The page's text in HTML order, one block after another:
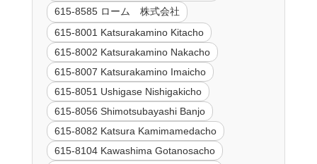
615-8585 ローム 株式会社
615-8001 Katsurakamino Kitacho
615-8002 Katsurakamino Nakacho
615-8007 Katsurakamino Imaicho
615-8051 Ushigase Nishigakicho
615-8056 Shimotsubayashi Banjo
615-8082 Katsura Kamimamedacho
615-8104 Kawashima Gotanosacho